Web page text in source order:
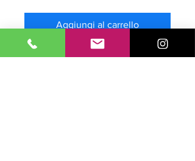
Aggiungi al carrello
Prodotto Originale. Tipo: Inchiostro